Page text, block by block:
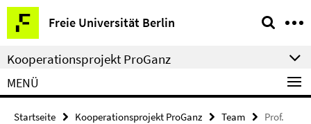
Springe
direkt
zu
Inhalt
Freie Universität Berlin
Service-
Navigation
Kooperationsprojekt ProGanz
MENÜ
Startseite Kooperationsprojekt ProGanz Team
Prof.